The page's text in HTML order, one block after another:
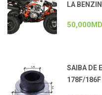
LA
50,000
SAIBA DE
178F/186F